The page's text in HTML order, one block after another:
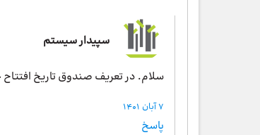
سپیدار سیستم
سلام. در تعریف صندوق تاریخ
7 آبان 1401
پاسخ